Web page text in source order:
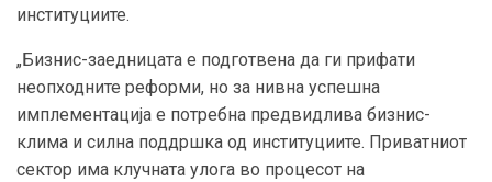
институциите.
„Бизнис-заедницата е подготвена да ги прифати
неопходните реформи, но за нивна успешна
имплементација е потребна предвидлива бизнис-
клима и силна поддршка од институциите. Приватниот
сектор има клучната улога во процесот на